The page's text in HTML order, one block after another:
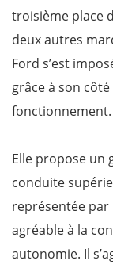
troisième place
deux autres
Ford s’est
grâce à son
fonctionnement.
Elle propose un
conduite
représentée par
agréable à la
autonomie. Il